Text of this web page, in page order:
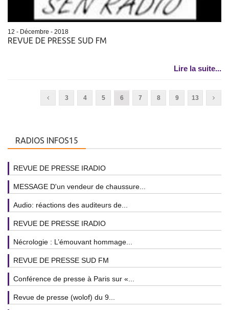
12 - Décembre - 2018
REVUE DE PRESSE SUD FM
Lire la suite...
3 4 5 6 7 8 9 13
RADIOS INFOS15
REVUE DE PRESSE IRADIO
MESSAGE D'un vendeur de chaussure...
Audio: réactions des auditeurs de...
REVUE DE PRESSE IRADIO
Nécrologie : L’émouvant hommage...
REVUE DE PRESSE SUD FM
Conférence de presse à Paris sur «...
Revue de presse (wolof) du 9...